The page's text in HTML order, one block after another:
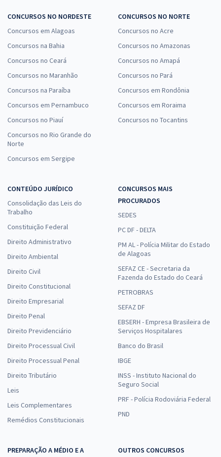
Comprar
TRF 4ª Região - Tribunal Regional Federal - Técnico Judiciário - Área
25,99
Economize R$ 77,96 (-20%)
Comprar
à vista
Economize R$ 77,98 (-20%)
TRF 4ª Região -Tribunal Regional Federal da 4ª Região - Bloco Dois
para o cargo de Juiz Federal Substituto
à vista
R$25,99
Economize R$ 77,98 (-20%)
Comprar
TRF 4ª Região -Tribunal Regional Federal da 4ª Região - Bloco Três
para o cargo de Juiz Federal Substituto
CONCURSOS NO NORDESTE
Concursos em Alagoas
Concursos na Bahia
Concursos no Ceará
Concursos no Maranhão
Concursos na Paraíba
Concursos em Pernambuco
Concursos no Piauí
Concursos no Rio Grande do
Norte
Concursos em Sergipe
CONCURSOS NO NORTE
Concursos no Acre
Concursos no Amazonas
Concursos no Amapá
Concursos no Pará
Concursos em Rondônia
Concursos em Roraima
Concursos no Tocantins
CONTEÚDO JURÍDICO
Consolidação das Leis do
Trabalho
Constituição Federal
Direito Administrativo
Direito Ambiental
Direito Civil
Direito Constitucional
Direito Empresarial
Direito Penal
Direito Previdenciário
Direito Processual Civil
Direito Processual Penal
Direito Tributário
Leis
Leis Complementares
Remédios Constitucionais
CONCURSOS MAIS
PROCURADOS
SEDES
PC DF - DELTA
PM AL - Polícia Militar do Estado
de Alagoas
SEFAZ CE - Secretaria da
Fazenda do Estado do Ceará
PETROBRAS
SEFAZ DF
EBSERH - Empresa Brasileira de
Serviços Hospitalares
Banco do Brasil
IBGE
INSS - Instituto Nacional do
Seguro Social
PRF - Polícia Rodoviária Federal
PND
PREPARAÇÃO A MÉDIO E A
OUTROS CONCURSOS